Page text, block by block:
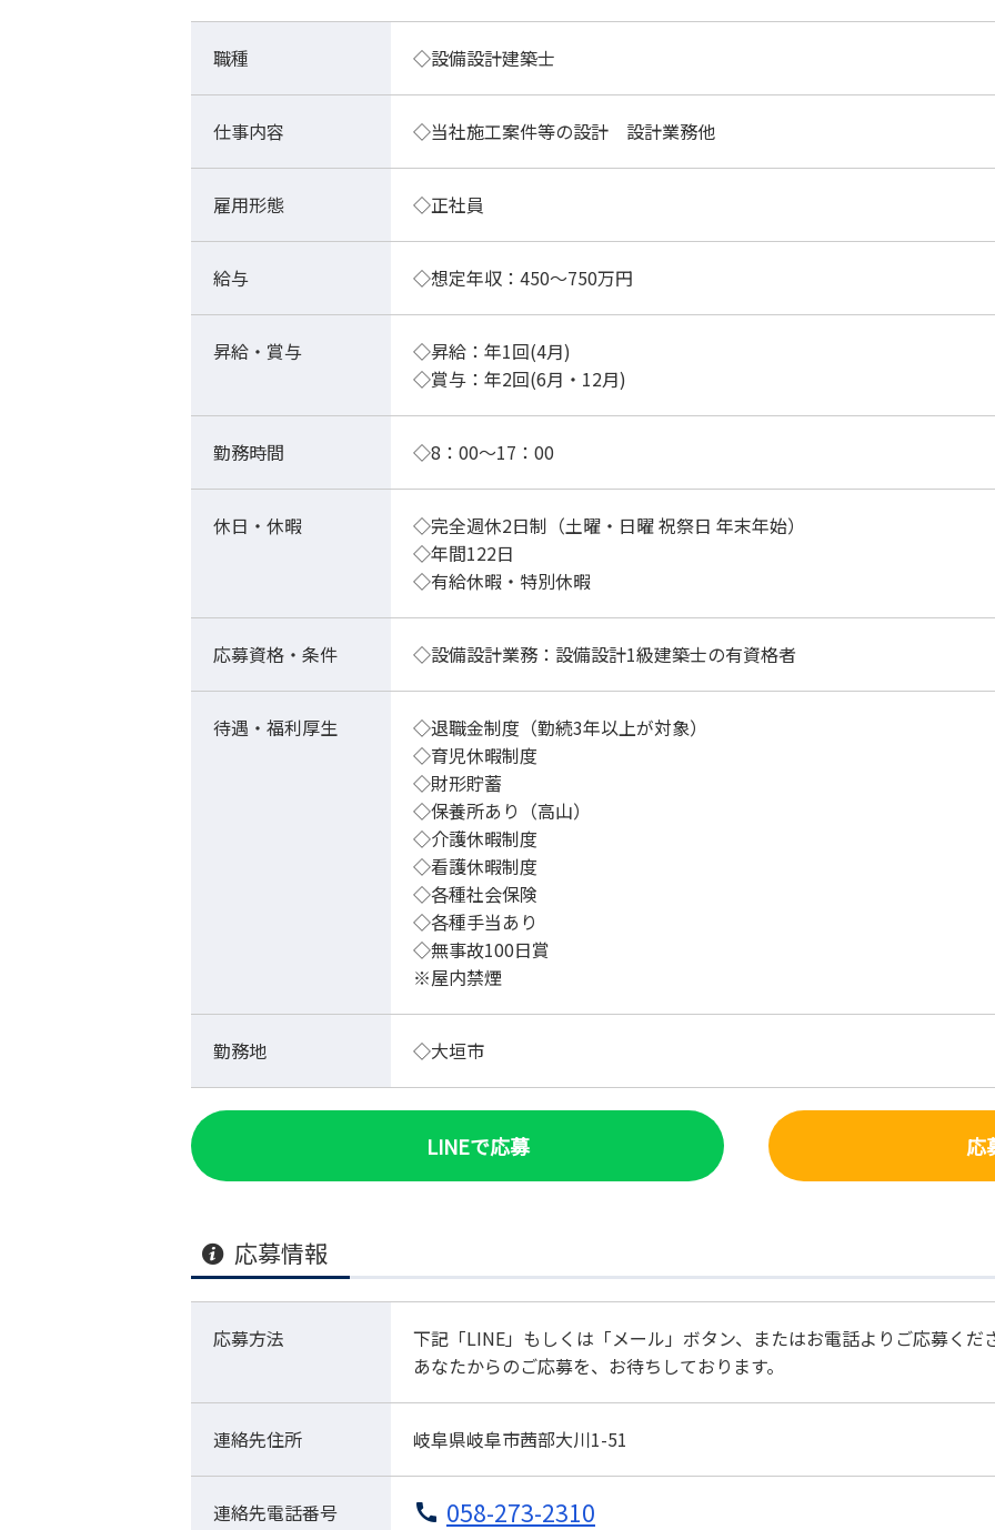
職種 ◇設備設計建築士
仕事内容 ◇当社施工案件等の設計 設計業務他
雇用形態 ◇正社員
給与 ◇想定年収：450～750万円
昇給・賞与
◇昇給：年1回(4月)
◇賞与：年2回(6月・12月)
勤務時間 ◇8：00～17：00
休日・休暇
◇完全週休2日制（土曜・日曜 祝祭日 年末年始）
◇年間122日
◇有給休暇・特別休暇
応募資格・条件 ◇設備設計業務：設備設計1級建築士の有資格者
待遇・福利厚生
◇退職金制度（勤続3年以上が対象）
◇育児休暇制度
◇財形貯蓄
◇保養所あり（高山）
◇介護休暇制度
◇看護休暇制度
◇各種社会保険
◇各種手当あり
◇無事故100日賞
※屋内禁煙
勤務地 ◇大垣市
LINEで応募 応
応募情報
応募方法
下記「LINE」もしくは「メール」ボタン、またはお電話よりご応募くだ
あなたからのご応募を、お待ちしております。
連絡先住所 岐阜県岐阜市茜部大川1-51
連絡先電話番号 058-273-2310